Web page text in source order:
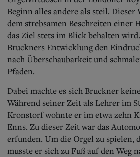
Datenschutz
Beginn alles andere als steil. Dieser
dem strebsamen Beschreiten einer
das Ziel stets im Blick behalten
Bruckners Entwicklung den
nach Überschaubarkeit und
Pfaden.
Dabei machte es sich Bruckner
Während seiner Zeit als Lehrer im
Kronstorf wohnte er im etwa zehn
Enns. Zu dieser Zeit war das
erfunden. Um die Orgel zu spielen,
musste er sich zu Fuß auf den Weg